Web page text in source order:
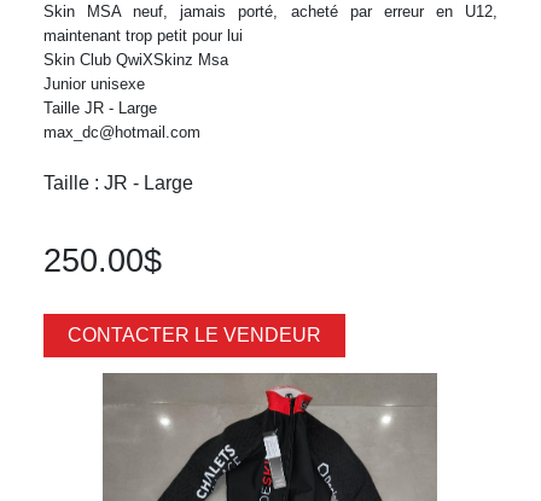
Skin MSA neuf, jamais porté, acheté par erreur en U12,
maintenant trop petit pour lui
Skin Club QwiXSkinz Msa
Junior unisexe
Taille JR - Large
max_dc@hotmail.com
Taille : JR - Large
250.00$
CONTACTER LE VENDEUR